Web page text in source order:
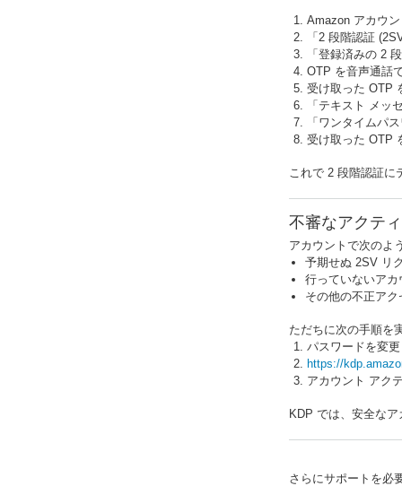
Amazon アカウ
「2 段階認証
「登録済みの 2
OTP を音声通話
受け取った OTP
「テキスト メッ
「ワンタイムパ
受け取った OTP
これで 2 段階認証に
不審なアクテ
アカウントで次のよ
予期せぬ 2SV リ
行っていないア
その他の不正アク
ただちに次の手順を
パスワードを変
https://
アカウント アク
KDP では、安全な
さらにサポートを必